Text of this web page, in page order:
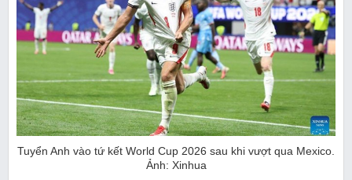
Tuyển Anh vào tứ kết World Cup 2026 sau khi vượt qua Mexico.
Ảnh: Xinhua